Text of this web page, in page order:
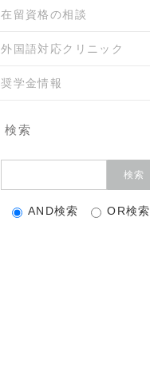
在留資格の相談
外国語対応クリニック
奨学金情報
検索
AND検索 OR検索